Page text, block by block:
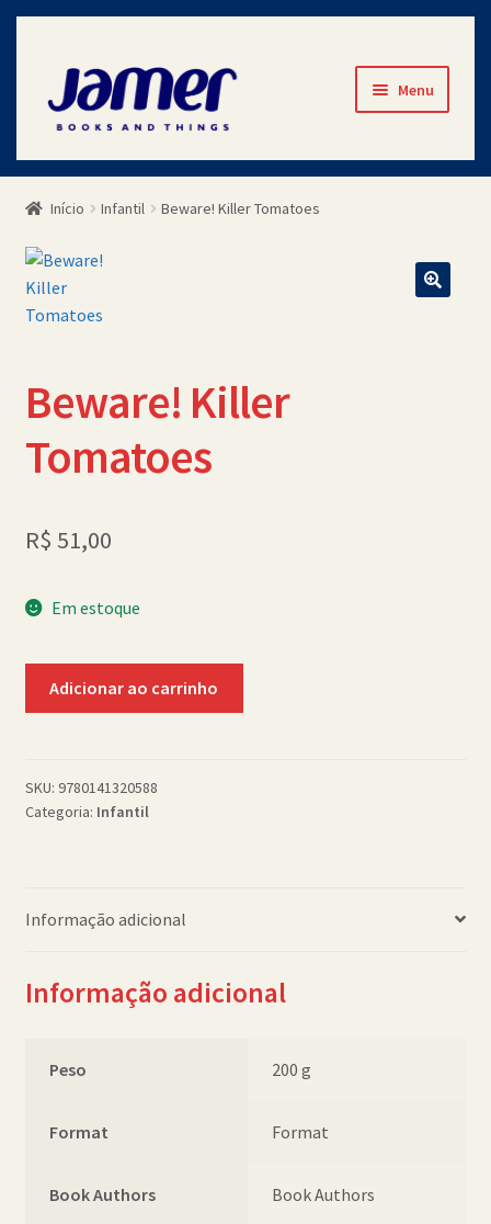
Pular
para
navegação
Pular
para
conteúdo
Menu
Início
Avaliações
Contato
Minha Conta
SCHOLASTICBOOKCLUB
Início Infantil Beware! Killer Tomatoes
Beware! Killer
Tomatoes
R$ 51,00
Em estoque
Adicionar ao carrinho
SKU: 9780141320588
Categoria: Infantil
Informação adicional
Informação adicional
Peso 200 g
Format Format
Book Authors Book Authors